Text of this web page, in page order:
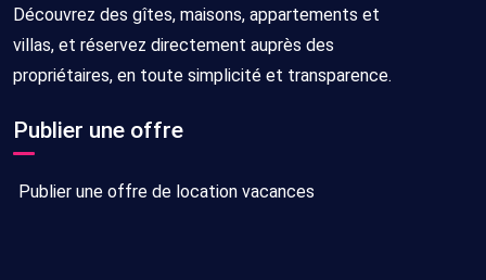
Découvrez des gîtes, maisons, appartements et
villas, et réservez directement auprès des
propriétaires, en toute simplicité et transparence.
Publier une offre
Publier une offre de location vacances